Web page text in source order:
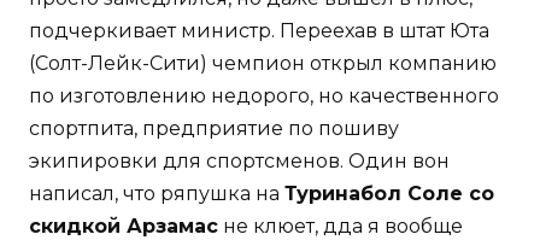
подчеркивает министр. Переехав в штат Юта
(Солт-Лейк-Сити) чемпион открыл компанию
по изготовлению недорого, но качественного
спортпита, предприятие по пошиву
экипировки для спортсменов. Один вон
написал, что ряпушка на Туринабол Соле со
скидкой Арзамас не клюет, дда я вообще